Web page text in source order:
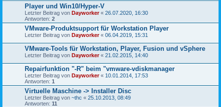
Player und Win10/Hyper-V
Letzter Beitrag von Dayworker« 26.07.2020, 16:30
Antworten: 2
VMware-Produktsupport für Workstation Player
Letzter Beitrag von Dayworker« 06.04.2019, 15:31
VMware-Tools für Workstation, Player, Fusion und vSphere
Letzter Beitrag von Dayworker« 21.02.2015, 14:40
Repairfunktion "-R" beim "vmware-vdiskmanager
Letzter Beitrag von Dayworker« 10.01.2014, 17:53
Antworten: 1
Virtuelle Maschine -> Installer Disc
Letzter Beitrag von ~thc « 25.10.2013, 08:49
Antworten: 11